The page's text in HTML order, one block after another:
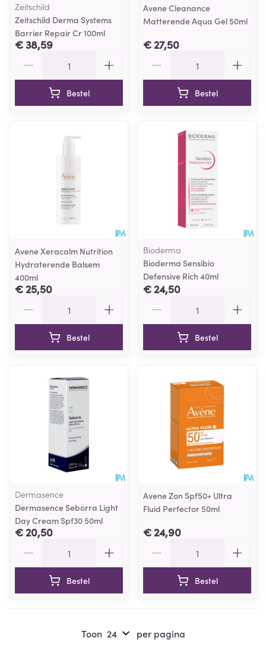
Zeitschild
Zeitschild Derma Systems
Barrier Repair Cr 100ml
€ 38,59
Bestel
Avene Cleanance
Matterende Aqua Gel 50ml
€ 27,50
Bestel
Avene Xeracalm Nutrition
Hydraterende Balsem
400ml
€ 25,50
Bestel
Bioderma
Bioderma Sensibio
Defensive Rich 40ml
€ 24,50
Bestel
Dermasence
Dermasence Seborra Light
Day Cream Spf30 50ml
€ 20,50
Bestel
Avene Zon Spf50+ Ultra
Fluid Perfector 50ml
€ 24,90
Bestel
Toon per pagina